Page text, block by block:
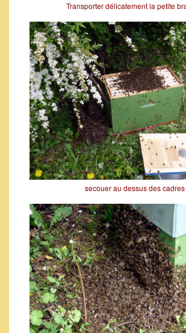
Transporter délicatement la petite
secouer au dessus des cadres